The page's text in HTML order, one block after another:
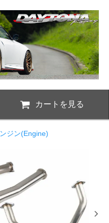
カートを見る
ジン(Engine)